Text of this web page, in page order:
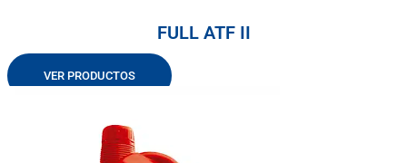
FULL ATF II
VER PRODUCTOS